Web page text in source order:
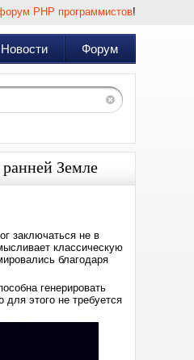
PHP программистов!
Новости Форум
Земле
заключаться не в
классическую
благодаря
генерировать
этого не требуется